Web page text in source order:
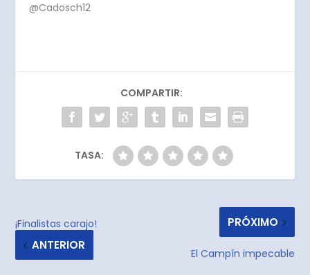
@Cadosch12
COMPARTIR:
TASA:
¡Finalistas carajo!
ANTERIOR
PRÓXIMO
El Campín impecable